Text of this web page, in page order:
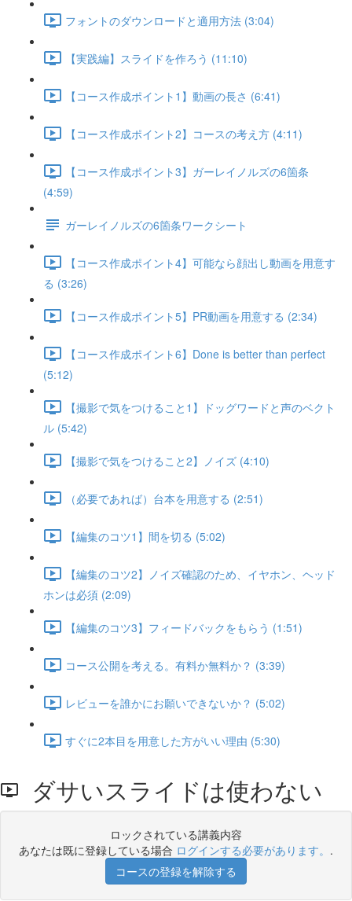
フォントのダウンロードと適用方法 (3:04)
【実践編】スライドを作ろう (11:10)
【コース作成ポイント1】動画の長さ (6:41)
【コース作成ポイント2】コースの考え方 (4:11)
【コース作成ポイント3】ガーレイノルズの6箇条
(4:59)
ガーレイノルズの6箇条ワークシート
【コース作成ポイント4】可能なら顔出し動画を用意す
る (3:26)
【コース作成ポイント5】PR動画を用意する (2:34)
【コース作成ポイント6】Done is better than perfect
(5:12)
【撮影で気をつけること1】ドッグワードと声のベクト
ル (5:42)
【撮影で気をつけること2】ノイズ (4:10)
（必要であれば）台本を用意する (2:51)
【編集のコツ1】間を切る (5:02)
【編集のコツ2】ノイズ確認のため、イヤホン、ヘッド
ホンは必須 (2:09)
【編集のコツ3】フィードバックをもらう (1:51)
コース公開を考える。有料か無料か？ (3:39)
レビューを誰かにお願いできないか？ (5:02)
すぐに2本目を用意した方がいい理由 (5:30)
ダサいスライドは使わない
ロックされている講義内容
あなたは既に登録している場合 ログインする必要があります。 .
コースの登録を解除する